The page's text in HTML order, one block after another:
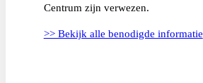
Centrum zijn verwezen.
>> Bekijk alle benodigde informatie